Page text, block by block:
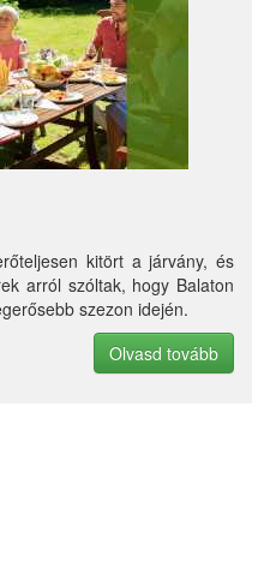
kitört a járvány, és
arról szóltak, hogy Balaton
szezon idején.
Olvasd tovább